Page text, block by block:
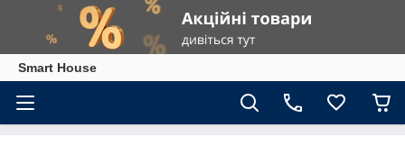
Smart House